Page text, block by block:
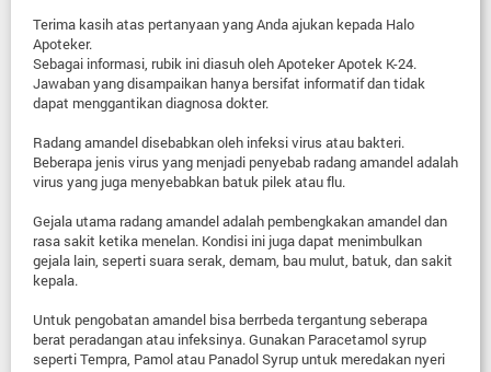
Terima kasih atas pertanyaan yang Anda ajukan kepada Halo
Apoteker.
Sebagai informasi, rubik ini diasuh oleh Apoteker Apotek K-24.
Jawaban yang disampaikan hanya bersifat informatif dan tidak
dapat menggantikan diagnosa dokter.
Radang amandel disebabkan oleh infeksi virus atau bakteri.
Beberapa jenis virus yang menjadi penyebab radang amandel adalah
virus yang juga menyebabkan batuk pilek atau flu.
Gejala utama radang amandel adalah pembengkakan amandel dan
rasa sakit ketika menelan. Kondisi ini juga dapat menimbulkan
gejala lain, seperti suara serak, demam, bau mulut, batuk, dan sakit
kepala.
Untuk pengobatan amandel bisa berrbeda tergantung seberapa
berat peradangan atau infeksinya. Gunakan Paracetamol syrup
seperti Tempra, Pamol atau Panadol Syrup untuk meredakan nyeri